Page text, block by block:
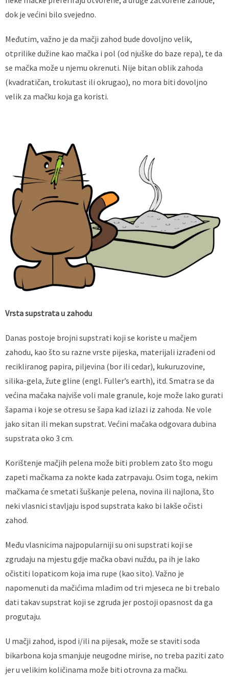
dok je većini bilo svejedno.
Međutim, važno je da mačji zahod bude dovoljno velik,
otprilike dužine kao mačka i pol (od njuške do baze repa), te da
se mačka može u njemu okrenuti. Nije bitan oblik zahoda
(kvadratičan, trokutast ili okrugao), no mora biti dovoljno
velik za mačku koja ga koristi.
Vrsta supstrata u zahodu
Danas postoje brojni supstrati koji se koriste u mačjem
zahodu, kao što su razne vrste pijeska, materijali izrađeni od
recikliranog papira, piljevina (bor ili cedar), kukuruzovine,
silika-gela, žute gline (engl. Fuller’s earth), itd. Smatra se da
većina mačaka najviše voli male granule, koje može lako gurati
šapama i koje se otresu se šapa kad izlazi iz zahoda. Ne vole
jako sitan ili mekan supstrat. Većini mačaka odgovara dubina
supstrata oko 3 cm.
Korištenje mačjih pelena može biti problem zato što mogu
zapeti mačkama za nokte kada zatrpavaju. Osim toga, nekim
mačkama će smetati šuškanje pelena, novina ili najlona, što
neki vlasnici stavljaju ispod supstrata kako bi lakše očisti
zahod.
Među vlasnicima najpopularniji su oni supstrati koji se
zgrudaju na mjestu gdje mačka obavi nuždu, pa ih je lako
očistiti lopaticom koja ima rupe (kao sito). Važno je
napomenuti da mačićima mlađim od tri mjeseca ne bi trebalo
dati takav supstrat koji se zgruda jer postoji opasnost da ga
progutaju.
U mačji zahod, ispod i/ili na pijesak, može se staviti soda
bikarbona koja smanjuje neugodne mirise, no treba paziti zato
jer u velikim količinama može biti otrovna za mačku.